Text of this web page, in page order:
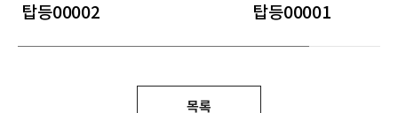
탑등00002 탑등00001
목록